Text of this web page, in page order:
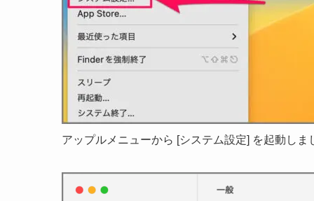
アップルメニューから [システム設定] を起動しま